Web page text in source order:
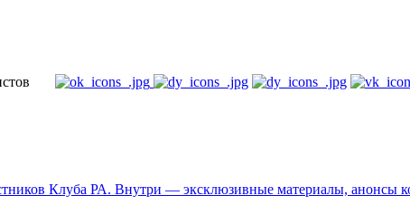
Клуба РА. Внутри — эксклюзивные материалы, анонсы